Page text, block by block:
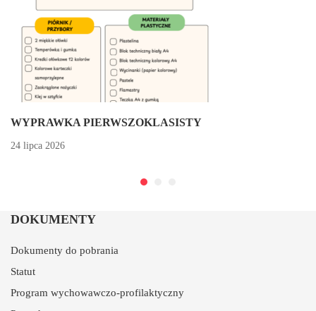
WYPRAWKA PIERWSZOKLASISTY
24 lipca 2026
DOKUMENTY
Dokumenty do pobrania
Statut
Program wychowawczo-profilaktyczny